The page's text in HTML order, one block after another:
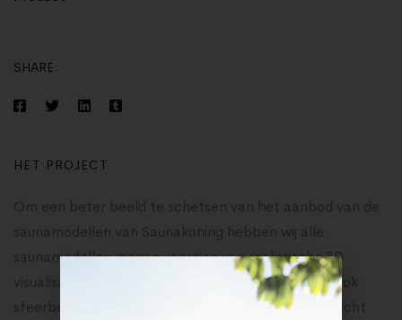
SHARE:
HET PROJECT
Om een beter beeld te schetsen van het aanbod van de
saunamodellen van Saunakoning hebben wij alle
saunamodellen mogen voorzien van realistische 3D
visualisaties. Tevens hebben wij voor de modellen ook
sfeerbeelden opgemaakt zodat ze goed tot hun recht